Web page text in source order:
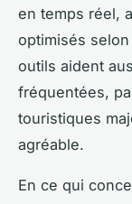
en temps réel,
optimisés
outils aident
fréquentées,
touristiques
agréable.
En ce qui